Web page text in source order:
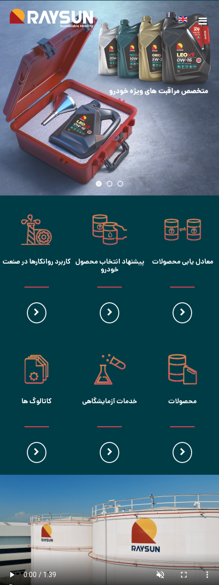
معادل یابی محصولات پیشنهاد انتخاب محصول
خودرو
کاربرد روانکارها در صنعت
محصولات خدمات آزمایشگاهی کاتالوگ ها